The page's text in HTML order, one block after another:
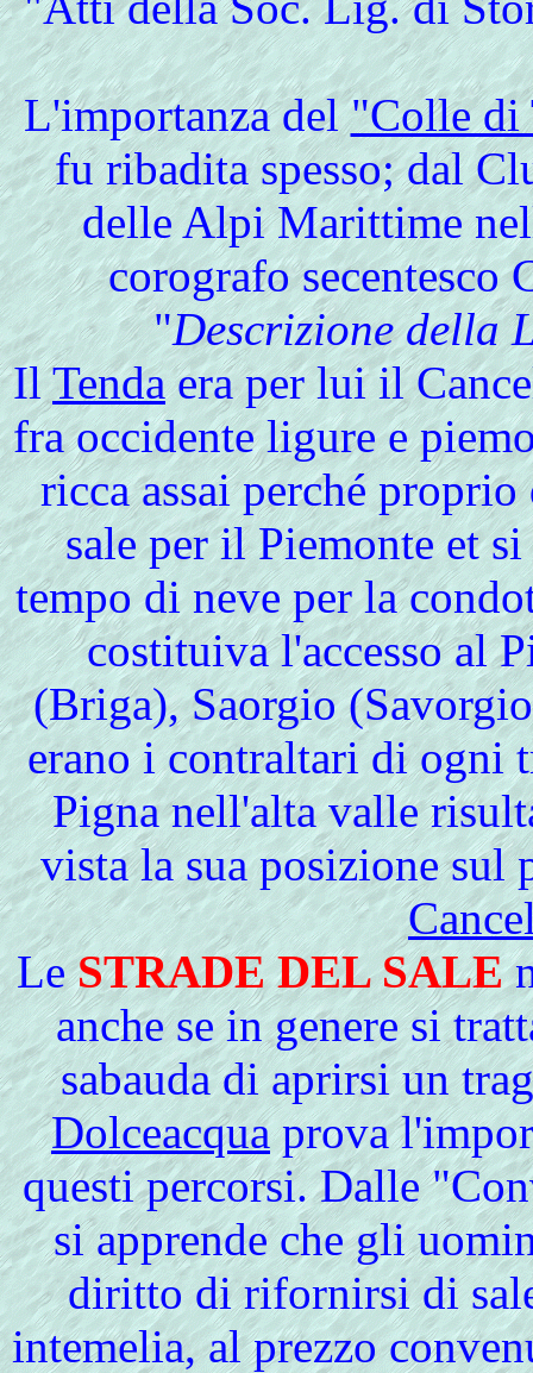
L'importanza del"Colle di
fu ribadita spesso; dal
delle Alpi Marittime
corografo secentesco
"Descrizione della
IlTendaera per lui il
fra occidente ligure e
ricca assai perché
sale per il Piemonte et
tempo di neve per la
costituiva l'accesso al
(Briga), Saorgio
erano i contraltari di ogni
Pigna nell'alta valle
vista la sua posizione sul
Le STRADE DELSALE
anche se in genere si
sabauda di aprirsi un
Dolceacquaprova
questi percorsi. Dalle
si apprende che gli
diritto di rifornirsi di
intemelia, al prezzo